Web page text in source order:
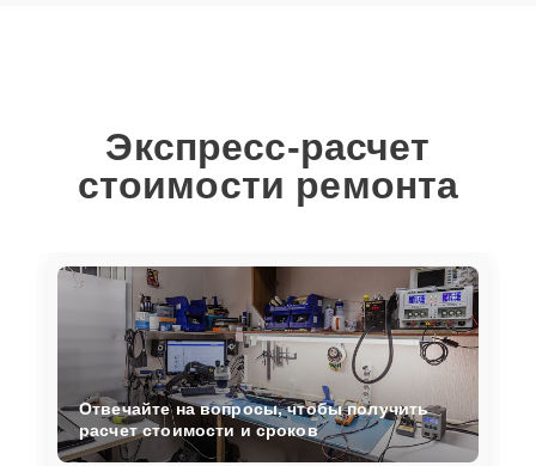
Экспресс-расчет
стоимости ремонта
Отвечайте на вопросы, чтобы получить
расчет стоимости и сроков